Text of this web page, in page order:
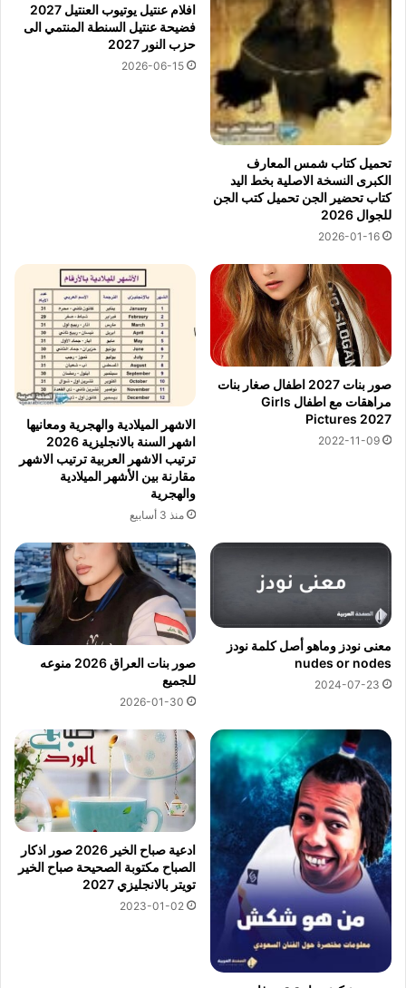
تحميل كتاب شمس المعارف
الكبرى النسخة الاصلية بخط اليد
كتاب تحضير الجن تحميل كتب الجن
للجوال 2026
2026-01-16
افلام عنتيل يوتيوب العنتيل 2027
فضيحة عنتيل السنطة المنتمي الى
حزب النور 2027
2026-06-15
صور بنات 2027 اطفال صغار بنات
مراهقات مع اطفال Girls
Pictures 2027
2022-11-09
الاشهر الميلادية والهجرية ومعانيها
اشهر السنة بالانجليزية 2026
ترتيب الاشهر العربية ترتيب الاشهر
مقارنة بين الأشهر الميلادية
والهجرية
منذ 3 أسابيع
معنى نودز وماهو أصل كلمة نودز
nudes or nodes
2024-07-23
صور بنات العراق 2026 منوعه
للجميع
2026-01-30
ادعية صباح الخير 2026 صور اذكار
الصباح مكتوبة الصحيحة صباح الخير
تويتر بالانجليزي 2027
2023-01-02